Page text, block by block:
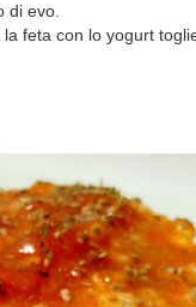
di evo.
feta con lo yogurt